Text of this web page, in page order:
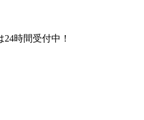
24時間受付中！